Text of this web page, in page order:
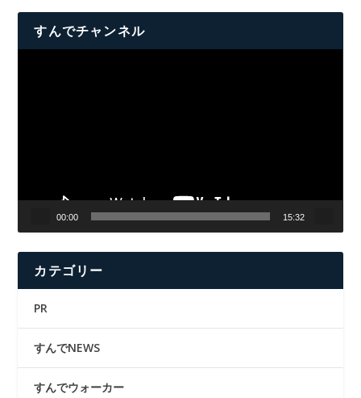
すんでチャンネル
00:00 15:32
カテゴリー
PR
すんでNEWS
すんでウォーカー